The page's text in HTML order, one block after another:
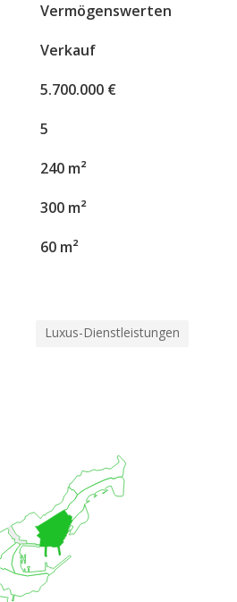
Vermögenswerten
Verkauf
5.700.000 €
5
240 m²
300 m²
60 m²
Luxus-Dienstleistungen